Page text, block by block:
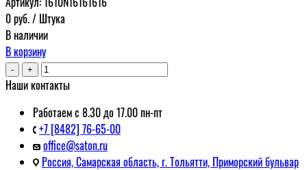
0руб./ Штука
В наличии
В корзину
- +
Наши контакты
Работаем с 8.30 до 17.00 пн-пт
+7 [8482] 76-65-00
office@saton.ru
Россия, Самарская область, г. Тольятти, Приморский бульвар